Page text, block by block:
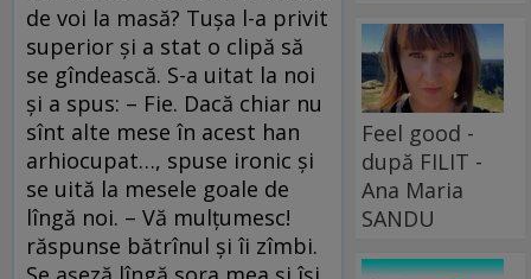
de voi la masă? Tuşa l-a privit
superior şi a stat o clipă să
se gîndească. S-a uitat la noi
şi a spus: – Fie. Dacă chiar nu
sînt alte mese în acest han
arhiocupat…, spuse ironic şi
se uită la mesele goale de
lîngă noi. – Vă mulţumesc!
răspunse bătrînul şi îi zîmbi.
Feel good -
după FILIT -
Ana Maria
SANDU